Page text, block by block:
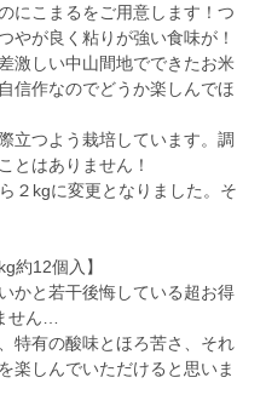
にこまるをご用意します！つ
やが良く粘りが強い食味が！
激しい中山間地でできたお米
信作なのでどうか楽しんでほ
立つよう栽培しています。調
とはありません！
２kgに変更となりました。そ
約12個入】
かと若干後悔している超お得
せん…
特有の酸味とほろ苦さ、それ
楽しんでいただけると思いま